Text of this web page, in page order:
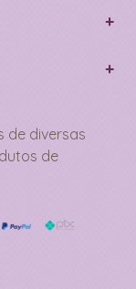
de diversas
de